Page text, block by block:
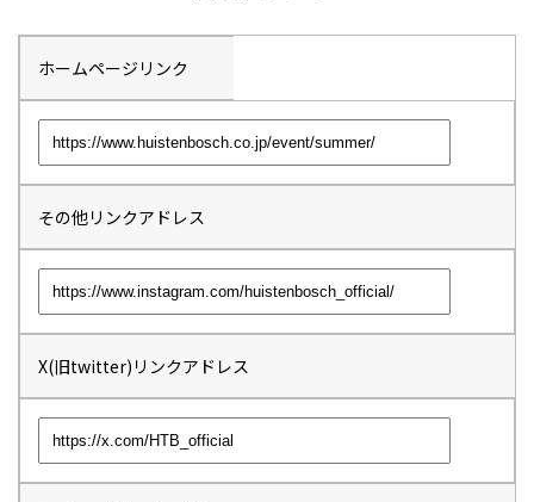
ホームページリンク
その他リンクアドレス
X(旧twitter)リンクアドレス